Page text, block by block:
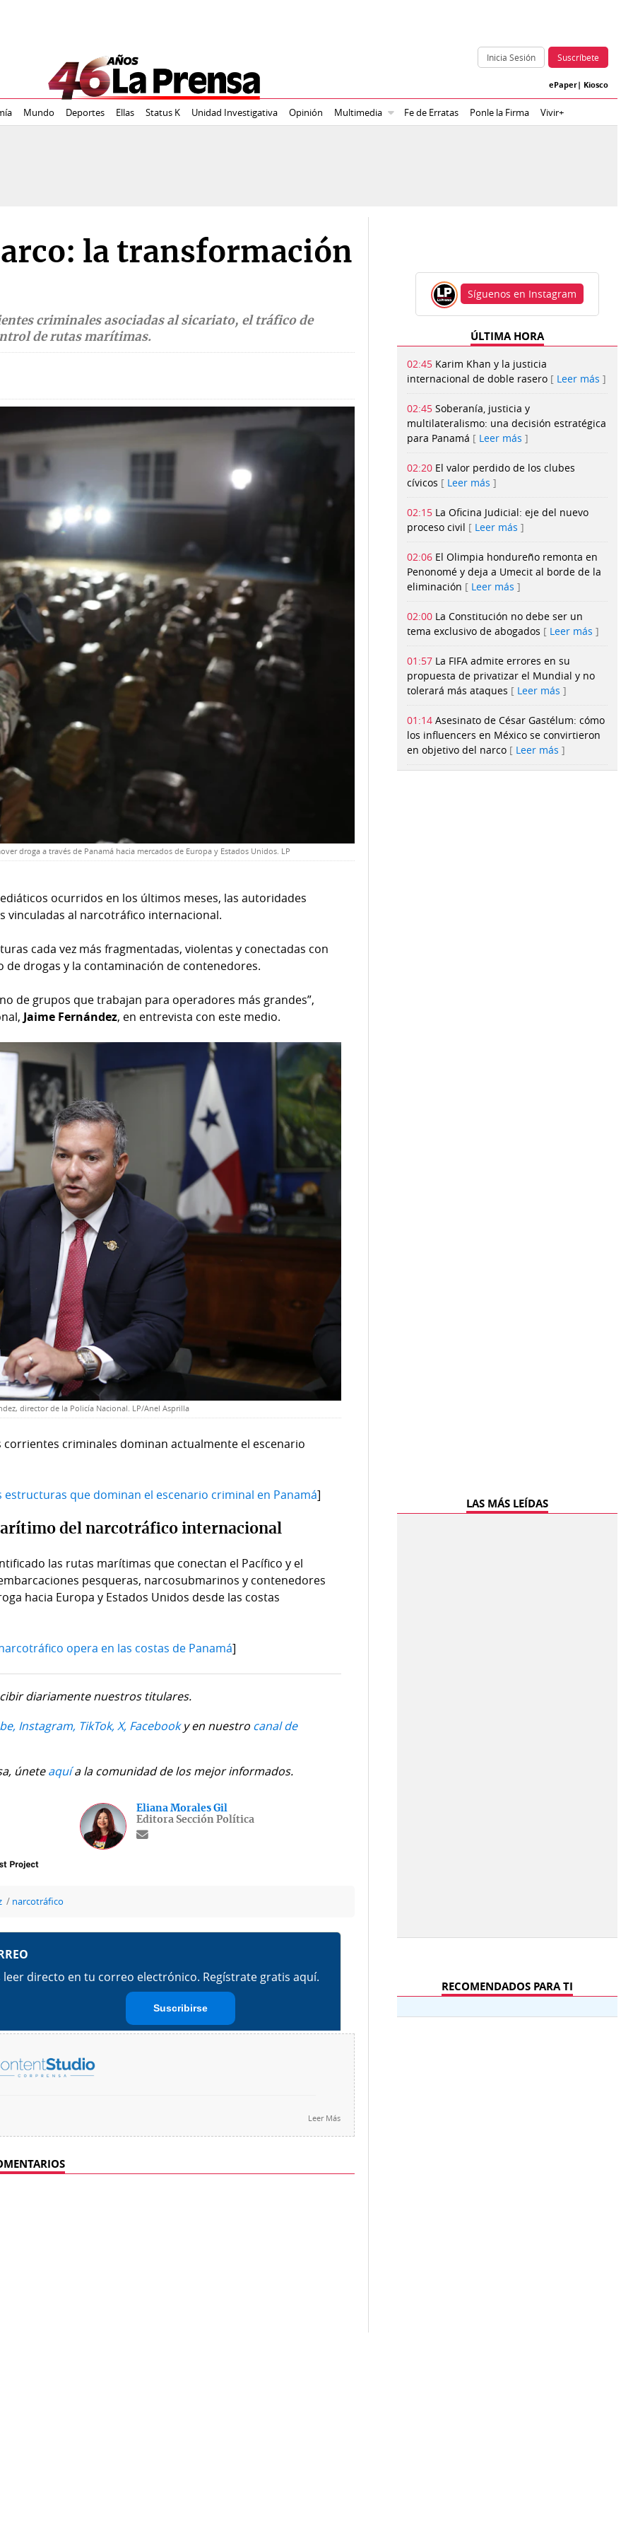
Inicia Sesión Suscríbete
ePaper| Kiosco
Mundo Deportes Ellas Status K Unidad Investigativa Opinión Multimedia Fe de Erratas Ponle la Firma Vivir+
la transformación
criminales asociadas al sicariato, el tráfico de
de rutas marítimas.
droga a través de Panamá hacia mercados de Europa y Estados Unidos. LP
ocurridos en los últimos meses, las autoridades
vinculadas al narcotráfico internacional.
cada vez más fragmentadas, violentas y conectadas con
de drogas y la contaminación de contenedores.
de grupos que trabajan para operadores más grandes”,
Jaime Fernández, en entrevista con este medio.
director de la Policía Nacional. LP/Anel Asprilla
criminales dominan actualmente el escenario
estructuras que dominan el escenario criminal en Panamá]
del narcotráfico internacional
las rutas marítimas que conectan el Pacífico y el
pesqueras, narcosubmarinos y contenedores
hacia Europa y Estados Unidos desde las costas
opera en las costas de Panamá]
diariamente nuestros titulares.
Instagram, TikTok, X, Facebooky en nuestro canal de
úneteaquía la comunidad de los mejor informados.
Eliana Morales Gil
Editora Sección Política
narcotráfico
Leer Más
Síguenos en Instagram
ÚLTIMA HORA
02:45 Karim Khan y la justicia
internacional de doble rasero
Leer más
02:45 Soberanía, justicia y
multilateralismo: una decisión estratégica
para Panamá
Leer más
02:20 El valor perdido de los clubes
cívicos
Leer más
02:15 La Oficina Judicial: eje del nuevo
proceso civil
Leer más
02:06 El Olimpia hondureño remonta en
Penonomé y deja a Umecit al borde de la
eliminación
Leer más
02:00 La Constitución no debe ser un
tema exclusivo de abogados
Leer más
01:57 La FIFA admite errores en su
propuesta de privatizar el Mundial y no
tolerará más ataques
Leer más
01:14 Asesinato de César Gastélum: cómo
los influencers en México se convirtieron
en objetivo del narco
Leer más
LAS MÁS LEÍDAS
RECOMENDADOS PARA TI